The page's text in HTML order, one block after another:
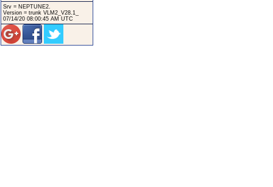
Srv = NEPTUNE2.
Version = trunk VLM2_V28.1_
07/14/20 08:00:45 AM UTC